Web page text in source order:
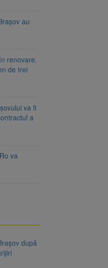
au
renovare.
de trei
va fi
a
va
după